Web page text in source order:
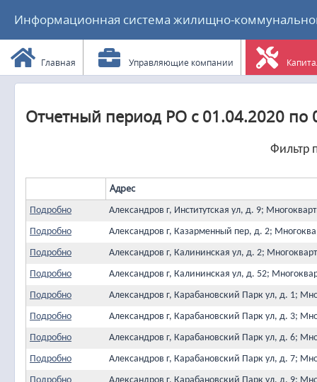
Информационная система жилищно-
Главная Управляющие компании
Отчетный период РО с 01.04.2020 по
Фильтр
Адрес
Подробно
Александров г, Институтская ул, д. 9;
Подробно
Александров г, Казарменный пер, д. 2;
Подробно
Александров г, Калининская ул, д. 2;
Подробно
Александров г, Калининская ул, д. 52;
Подробно
Александров г, Карабановский Парк ул, д. 1;
Подробно
Александров г, Карабановский Парк ул, д. 3;
Подробно
Александров г, Карабановский Парк ул, д. 6;
Подробно
Александров г, Карабановский Парк ул, д. 7;